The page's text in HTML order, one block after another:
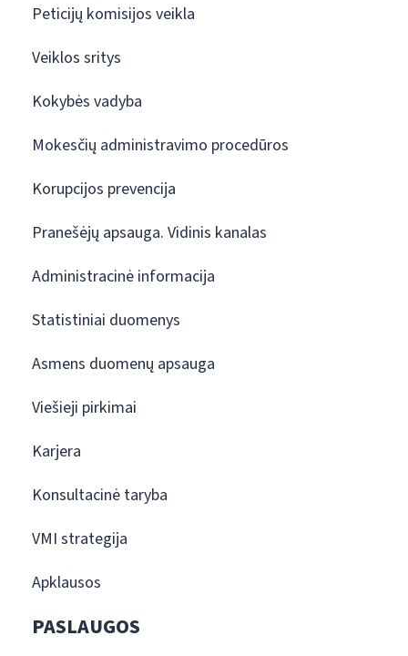
Peticijų komisijos veikla
Veiklos sritys
Kokybės vadyba
Mokesčių administravimo procedūros
Korupcijos prevencija
Pranešėjų apsauga. Vidinis kanalas
Administracinė informacija
Statistiniai duomenys
Asmens duomenų apsauga
Viešieji pirkimai
Karjera
Konsultacinė taryba
VMI strategija
Apklausos
PASLAUGOS